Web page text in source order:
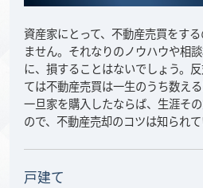
資産家にとって、不動産売買をす
ません。それなりのノウハウや相
に、損することはないでしょう。
ては不動産売買は一生のうち数える
一旦家を購入したならば、生涯そ
ので、不動産売却のコツは知られて
戸建て